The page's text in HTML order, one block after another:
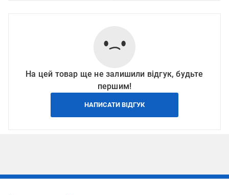
На цей товар ще не залишили відгук, будьте
першим!
НАПИСАТИ ВІДГУК